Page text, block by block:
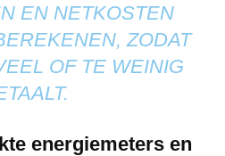
EN NETKOSTEN
ZODAT
OF TE WEINIG
energiemeters en